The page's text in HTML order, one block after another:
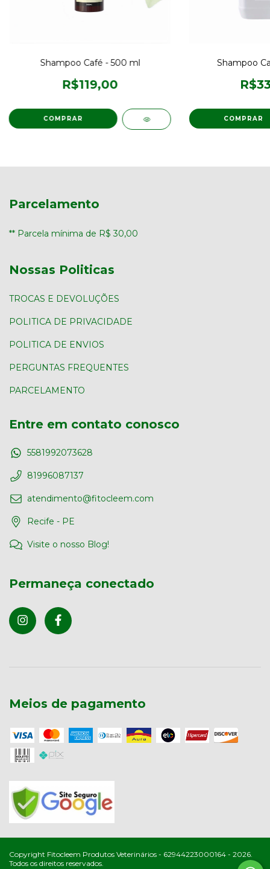
Shampoo Café - 500 ml
R$119,00
Shampoo
Parcelamento
** Parcela mínima de R$ 30,00
Nossas Politicas
TROCAS E DEVOLUÇÕES
POLITICA DE PRIVACIDADE
POLITICA DE ENVIOS
PERGUNTAS FREQUENTES
PARCELAMENTO
Entre em contato conosco
5581992073628
81996087137
atendimento@fitocleem.com
Recife - PE
Visite o nosso Blog!
Permaneça conectado
Meios de pagamento
Copyright Fitocleem Produtos Veterinários - 62944223000164 - 2026.
Todos os direitos reservados.